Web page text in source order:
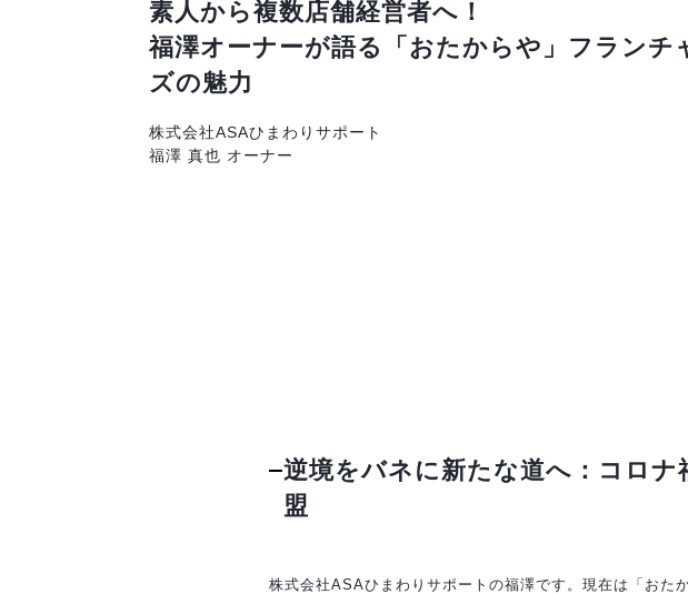
素人から複数店舗経営者へ！
福澤オーナーが語る「おたからや」フランチ
ズの魅力
株式会社ASAひまわりサポート
福澤 真也 オーナー
逆境をバネに新たな道へ：コロ
盟
株式会社ASAひまわりサポートの福澤です。現在は「おた